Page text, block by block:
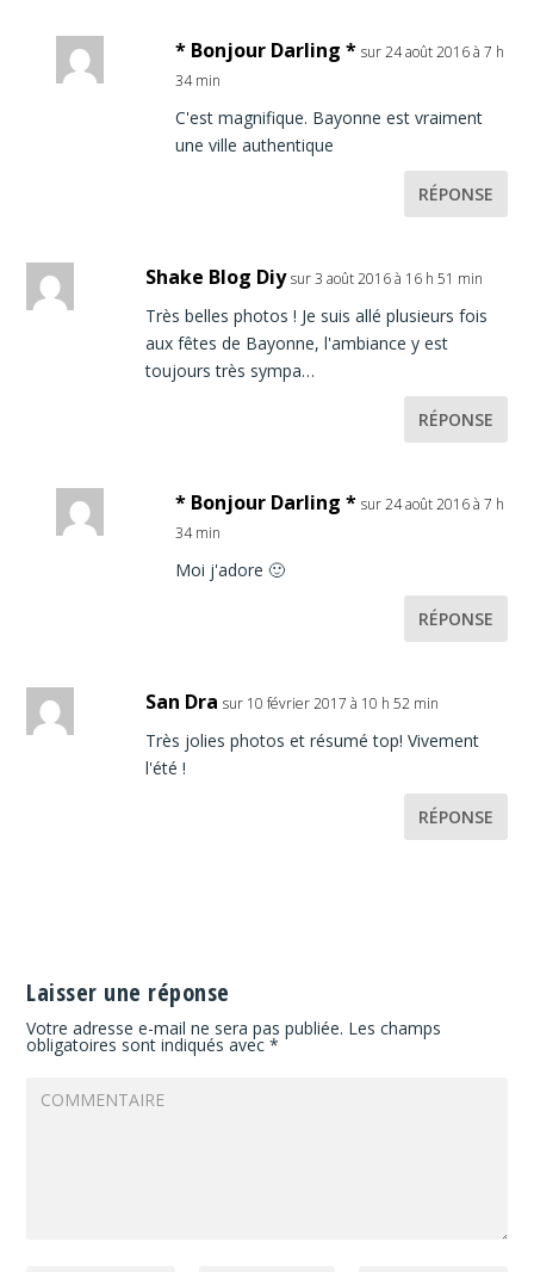
* Bonjour Darling * sur 24 août 2016 à 7 h
34 min
C'est magnifique. Bayonne est vraiment
une ville authentique
RÉPONSE
Shake Blog Diy sur 3 août 2016 à 16 h 51 min
Très belles photos ! Je suis allé plusieurs fois
aux fêtes de Bayonne, l'ambiance y est
toujours très sympa…
RÉPONSE
* Bonjour Darling * sur 24 août 2016 à 7 h
34 min
Moi j'adore 🙂
RÉPONSE
San Dra sur 10 février 2017 à 10 h 52 min
Très jolies photos et résumé top! Vivement
l'été !
RÉPONSE
Laisser une réponse
Votre adresse e-mail ne sera pas publiée. Les champs
obligatoires sont indiqués avec*